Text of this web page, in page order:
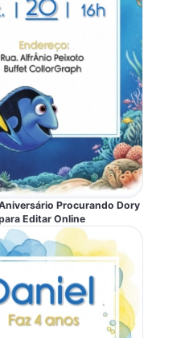
Procurando Dory
Editar Online